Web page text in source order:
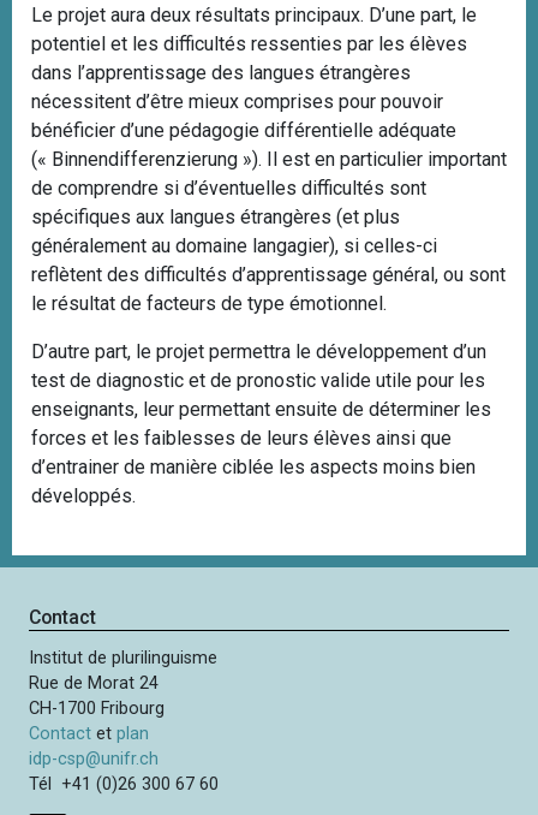
Le projet aura deux résultats principaux. D’une part, le
potentiel et les difficultés ressenties par les élèves
dans l’apprentissage des langues étrangères
nécessitent d’être mieux comprises pour pouvoir
bénéficier d’une pédagogie différentielle adéquate
(« Binnendifferenzierung »). Il est en particulier important
de comprendre si d’éventuelles difficultés sont
spécifiques aux langues étrangères (et plus
généralement au domaine langagier), si celles-ci
reflètent des difficultés d’apprentissage général, ou sont
le résultat de facteurs de type émotionnel.
D’autre part, le projet permettra le développement d’un
test de diagnostic et de pronostic valide utile pour les
enseignants, leur permettant ensuite de déterminer les
forces et les faiblesses de leurs élèves ainsi que
d’entrainer de manière ciblée les aspects moins bien
développés.
Contact
Institut de plurilinguisme
Rue de Morat 24
CH-1700 Fribourg
Contact etplan
idp-csp@unifr.ch
Tél +41 (0)26 300 67 60